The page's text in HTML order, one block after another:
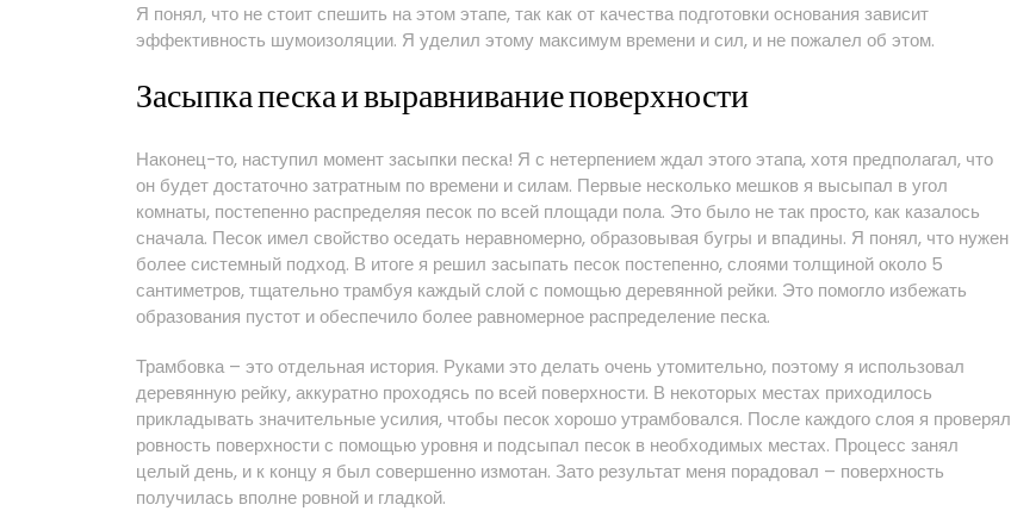
Я понял, что не стоит спешить на этом этапе, так как от качества подготовки основания зависит
эффективность шумоизоляции. Я уделил этому максимум времени и сил, и не пожалел об этом.
Засыпка песка и выравнивание поверхности
Наконец-то, наступил момент засыпки песка! Я с нетерпением ждал этого этапа, хотя предполагал, что
он будет достаточно затратным по времени и силам. Первые несколько мешков я высыпал в угол
комнаты, постепенно распределяя песок по всей площади пола. Это было не так просто, как казалось
сначала. Песок имел свойство оседать неравномерно, образовывая бугры и впадины. Я понял, что нужен
более системный подход. В итоге я решил засыпать песок постепенно, слоями толщиной около 5
сантиметров, тщательно трамбуя каждый слой с помощью деревянной рейки. Это помогло избежать
образования пустот и обеспечило более равномерное распределение песка.
Трамбовка – это отдельная история. Руками это делать очень утомительно, поэтому я использовал
деревянную рейку, аккуратно проходясь по всей поверхности. В некоторых местах приходилось
прикладывать значительные усилия, чтобы песок хорошо утрамбовался. После каждого слоя я проверял
ровность поверхности с помощью уровня и подсыпал песок в необходимых местах. Процесс занял
целый день, и к концу я был совершенно измотан. Зато результат меня порадовал – поверхность
получилась вполне ровной и гладкой.